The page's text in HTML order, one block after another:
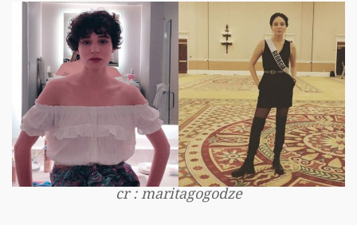
cr : maritagogodze